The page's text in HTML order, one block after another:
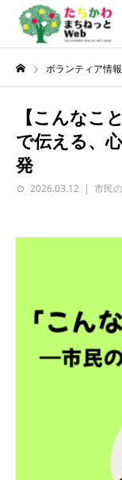
ボランティア情報
【こんなこ
で伝える、
発
2026.03.12 市民